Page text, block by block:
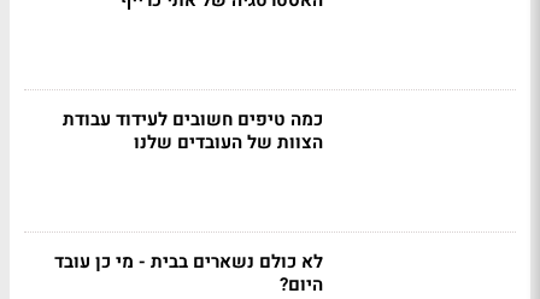
כמה טיפים חשובים לעידוד עבודת
הצוות של העובדים שלנו
לא כולם נשארים בבית - מי כן עובד
היום?